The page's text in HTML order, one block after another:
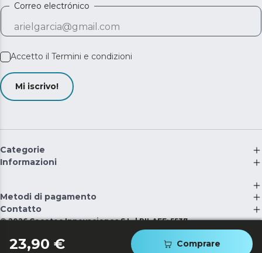
23,90 € Comprare
Correo electrónico
Accetto il Termini e condizioni
Mi iscrivo!
Categorie
Informazioni
Metodi di pagamento
Contatto
©2026 Cecotec Innovaciones S.L. | RII-AEE: 5537